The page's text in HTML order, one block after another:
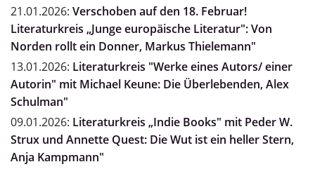
21.01.2026: Verschoben auf den 18. Februar!
Literaturkreis „Junge europäische Literatur": Von
Norden rollt ein Donner, Markus Thielemann"
13.01.2026: Literaturkreis "Werke eines Autors/ einer
Autorin" mit Michael Keune: Die Überlebenden, Alex
Schulman"
09.01.2026: Literaturkreis „Indie Books" mit Peder W.
Strux und Annette Quest: Die Wut ist ein heller Stern,
Anja Kampmann"